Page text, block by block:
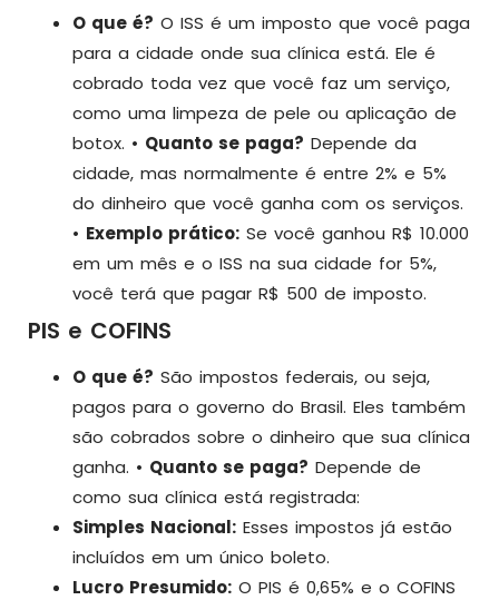
O que é? O ISS é um imposto que você paga
para a cidade onde sua clínica está. Ele é
cobrado toda vez que você faz um serviço,
como uma limpeza de pele ou aplicação de
botox. • Quanto se paga? Depende da
cidade, mas normalmente é entre 2% e 5%
do dinheiro que você ganha com os serviços.
• Exemplo prático: Se você ganhou R$ 10.000
em um mês e o ISS na sua cidade for 5%,
você terá que pagar R$ 500 de imposto.
PIS e COFINS
O que é? São impostos federais, ou seja,
pagos para o governo do Brasil. Eles também
são cobrados sobre o dinheiro que sua clínica
ganha. • Quanto se paga? Depende de
como sua clínica está registrada:
Simples Nacional: Esses impostos já estão
incluídos em um único boleto.
Lucro Presumido: O PIS é 0,65% e o COFINS